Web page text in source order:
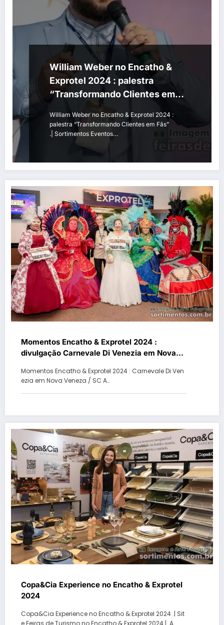
William Weber no Encatho &
Exprotel 2024 : palestra
“Transformando Clientes em
William Weber no Encatho & Exprotel 2024 :
palestra “Transformando Clientes em Fãs”
.| Sortimentos Eventos…
Momentos Encatho & Exprotel 2024 :
divulgação Carnevale Di Venezia em Nova
Momentos Encatho & Exprotel 2024 : Carnevale Di Ven
ezia em Nova Veneza / SC A…
Copa&Cia Experience no Encatho & Exprotel
2024
Copa&Cia Experience no Encatho & Exprotel 2024 .| Sit
e Feiras de Turismo no Encatho & Exprotel 2024 |. A…